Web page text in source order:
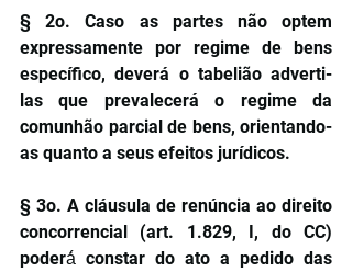
§ 2o. Caso as partes não optem
expressamente por regime de bens
específico, deverá o tabelião adverti-
las que prevalecerá o regime da
comunhão parcial de bens, orientando-
as quanto a seus efeitos jurídicos.
§ 3o. A cláusula de renúncia ao direito
concorrencial (art. 1.829, I, do CC)
poderá́ constar do ato a pedido das